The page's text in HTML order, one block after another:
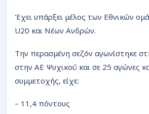
Έχει υπάρξει μέλος των Εθνικών
U20 και Νέων Ανδρών.
Την περασμένη σεζόν αγωνίστηκε
στην ΑΕ Ψυχικού και σε 25 αγώνες
συμμετοχής, είχε:
– 11,4 πόντους